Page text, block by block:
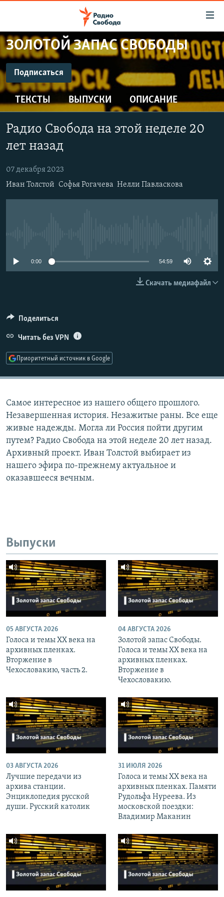
упрощенного
доступа
Вернуться
к
основному
содержанию
Вернутся
главной
Вернутся
поиску
ПРОГРАММЫ
ПОДКАСТЫ
АВТОРСКИЕ ПРОЕКТЫ
ЦИТАТЫ СВОБОДЫ
МНЕНИЯ
КУЛЬТУРА
КАВКАЗ.РЕАЛИИ
СЕВЕР.РЕАЛИИ
ЗОЛОТОЙ ЗАПАС СВОБОДЫ
Подписаться
ПОДПИСАТЬСЯ
ТЕКСТЫ ВЫПУСКИ ОПИСАНИЕ
Радио Свобода на этой неделе 20
лет назад
07 декабря 2023
Иван Толстой Софья Рогачева Нелли Павласкова
0:00 54:59
Скачать медиафайл
Поделиться
Читать без VPN
Приоритетный источник в Google
Самое интересное из нашего общего прошлого.
Незавершенная история. Незажитые раны. Все еще
живые надежды. Могла ли Россия пойти другим
путем? Радио Свобода на этой неделе 20 лет назад.
Архивный проект. Иван Толстой выбирает из
нашего эфира по-прежнему актуальное и
оказавшееся вечным.
Выпуски
05 АВГУСТА 2026
Голоса и темы XX века на
архивных пленках.
Вторжение в
Чехословакию, часть 2.
04 АВГУСТА 2026
Золотой запас Свободы.
Голоса и темы XX века на
архивных пленках.
Вторжение в
Чехословакию.
03 АВГУСТА 2026
Лучшие передачи из
архива станции.
Энциклопедия русской
души. Русский католик
31 ИЮЛЯ 2026
Голоса и темы XX века на
архивных пленках. Памяти
Рудольфа Нуреева. Из
московской поездки:
Владимир Маканин